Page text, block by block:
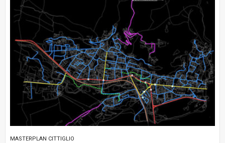
MASTERPLAN CITTIGLIO